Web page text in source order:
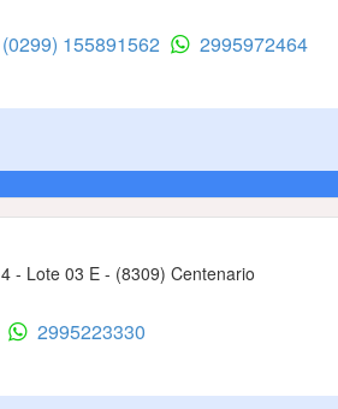
(0299) 155891562 2995972464
- Lote 03 E - (8309) Centenario
2995223330